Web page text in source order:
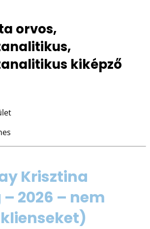
orvos,
kiképző
Krisztina
2026 – nem